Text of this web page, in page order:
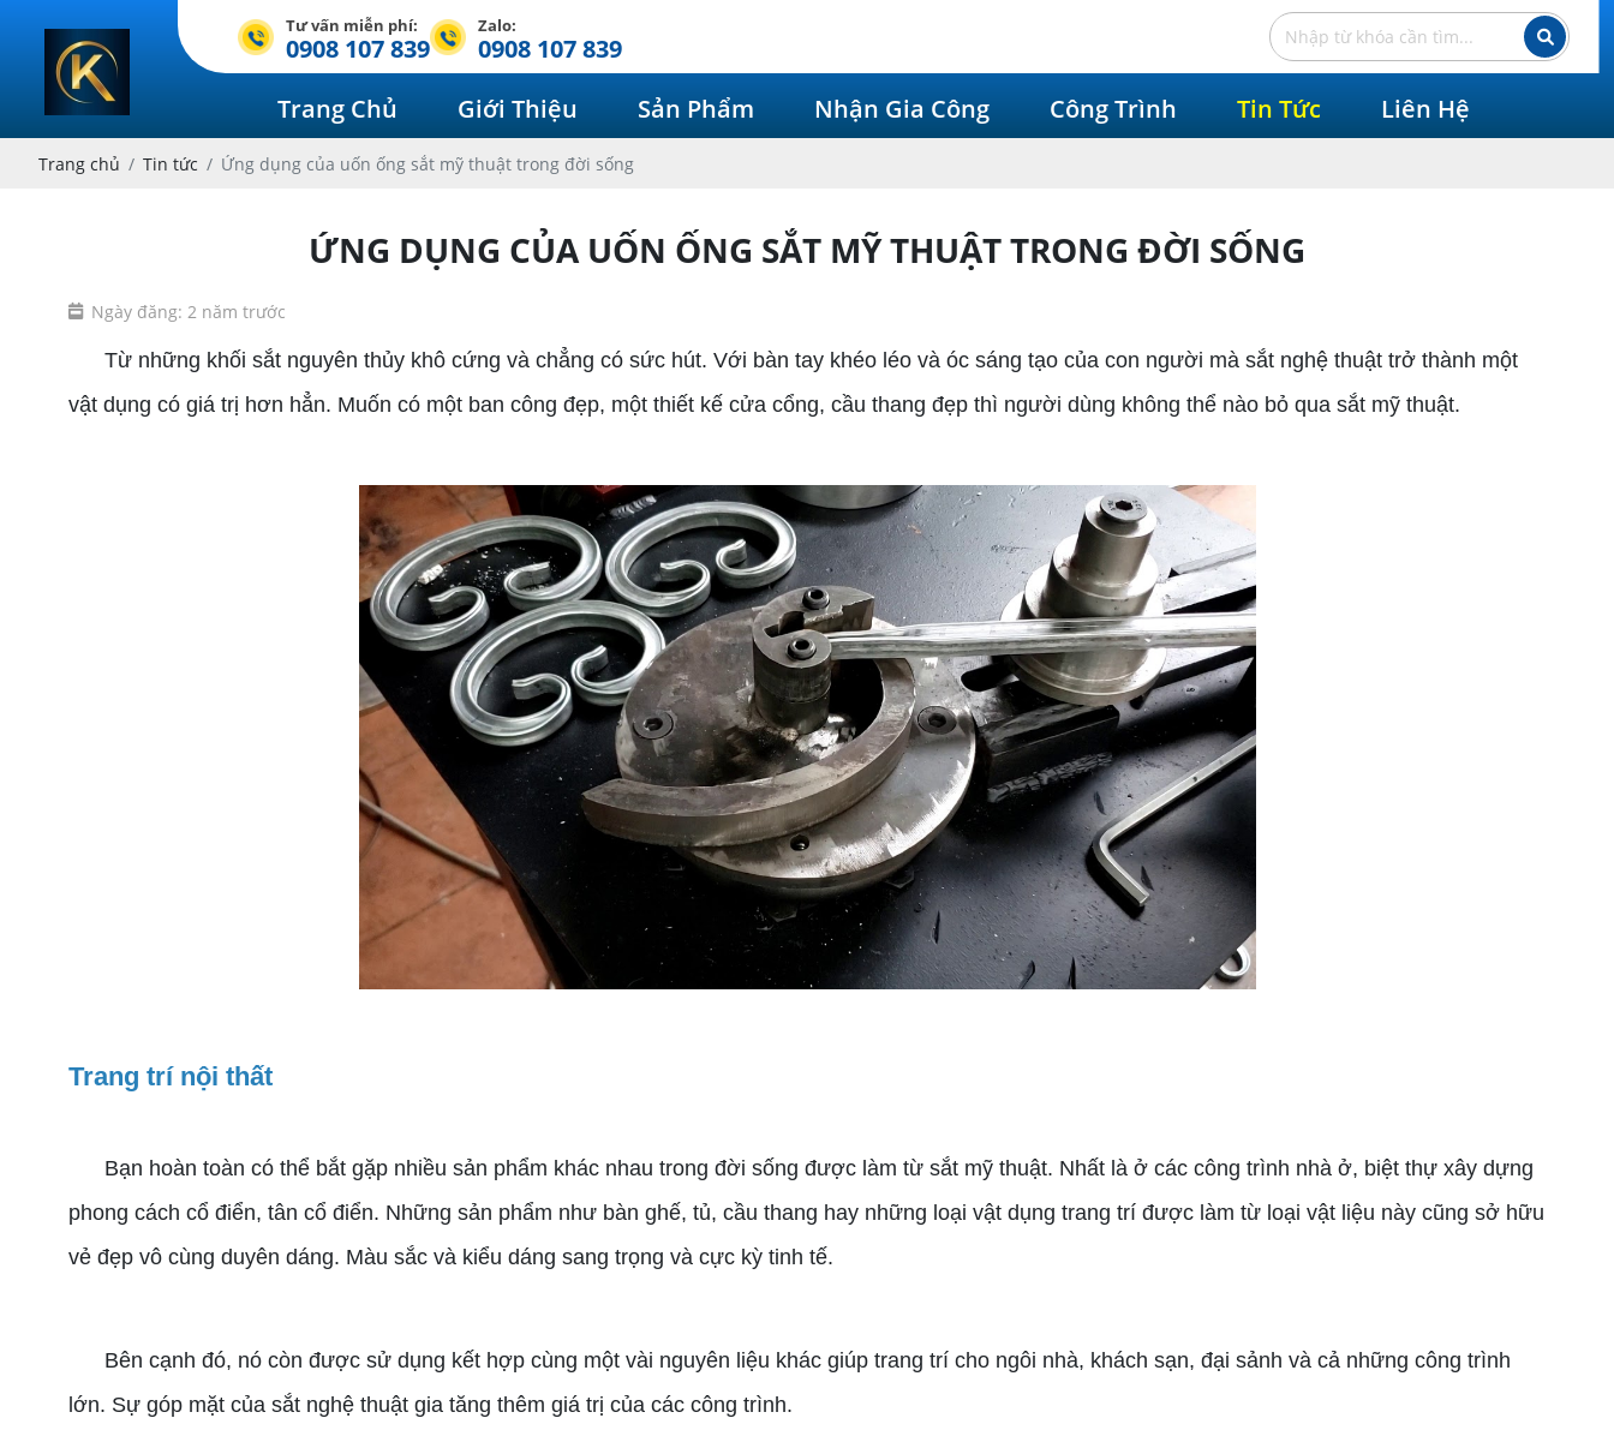
Tư vấn miễn phí:
0908 107 839
Zalo:
0908 107 839
Trang Chủ
Giới Thiệu Sản Phẩm Nhận Gia Công Công Trình Tin Tức Liên Hệ
Trang chủ Tin tức Ứng dụng của uốn ống sắt mỹ thuật trong đời sống
ỨNG DỤNG CỦA UỐN ỐNG SẮT MỸ THUẬT TRONG ĐỜI SỐNG
Ngày đăng: 2 năm trước
Từ những khối sắt nguyên thủy khô cứng và chẳng có sức hút. Với bàn tay khéo léo và óc sáng tạo của con người mà sắt nghệ thuật trở thành một
vật dụng có giá trị hơn hẳn. Muốn có một ban công đẹp, một thiết kế cửa cổng, cầu thang đẹp thì người dùng không thể nào bỏ qua sắt mỹ thuật.
Trang trí nội thất
Bạn hoàn toàn có thể bắt gặp nhiều sản phẩm khác nhau trong đời sống được làm từ sắt mỹ thuật. Nhất là ở các công trình nhà ở, biệt thự xây dựng
phong cách cổ điển, tân cổ điển. Những sản phẩm như bàn ghế, tủ, cầu thang hay những loại vật dụng trang trí được làm từ loại vật liệu này cũng sở hữu
vẻ đẹp vô cùng duyên dáng. Màu sắc và kiểu dáng sang trọng và cực kỳ tinh tế.
Bên cạnh đó, nó còn được sử dụng kết hợp cùng một vài nguyên liệu khác giúp trang trí cho ngôi nhà, khách sạn, đại sảnh và cả những công trình
lớn. Sự góp mặt của sắt nghệ thuật gia tăng thêm giá trị của các công trình.